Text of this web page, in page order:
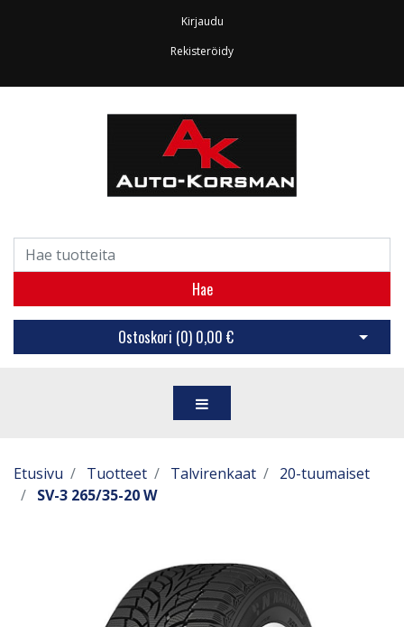
Kirjaudu
Rekisteröidy
Hae
Ostoskori (0) 0,00 € Avaa
Etusivu Tuotteet Talvirenkaat
20-tuumaiset
SV-3 265/35-20 W